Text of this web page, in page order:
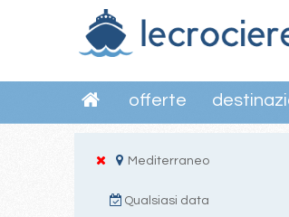
offerte
Mediterraneo
Qualsiasi data